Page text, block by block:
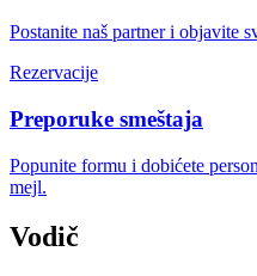
Postanite naš partner i objavite
Rezervacije
Preporuke smeštaja
Popunite formu i dobićete
mejl.
Vodič